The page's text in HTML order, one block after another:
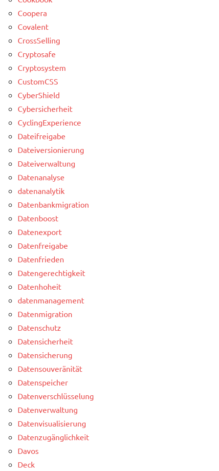
Coopera
Covalent
CrossSelling
Cryptosafe
Cryptosystem
CustomCSS
CyberShield
Cybersicherheit
CyclingExperience
Dateifreigabe
Dateiversionierung
Dateiverwaltung
Datenanalyse
datenanalytik
Datenbankmigration
Datenboost
Datenexport
Datenfreigabe
Datenfrieden
Datengerechtigkeit
Datenhoheit
datenmanagement
Datenmigration
Datenschutz
Datensicherheit
Datensicherung
Datensouveränität
Datenspeicher
Datenverschlüsselung
Datenverwaltung
Datenvisualisierung
Datenzugänglichkeit
Davos
Deck